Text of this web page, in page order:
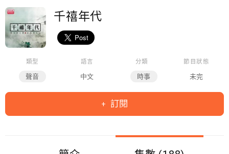
千禧年代
類型
聲音
語言
中文
分類
時事
節目狀態
未完
訂閱